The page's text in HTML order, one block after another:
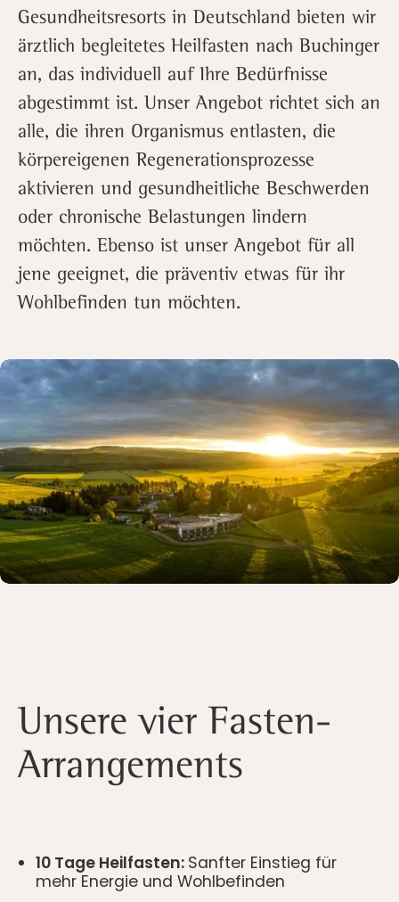
Gesundheitsresorts in Deutschland bieten wir
ärztlich begleitetes Heilfasten nach Buchinger
an, das individuell auf Ihre Bedürfnisse
abgestimmt ist. Unser Angebot richtet sich an
alle, die ihren Organismus entlasten, die
körpereigenen Regenerationsprozesse
aktivieren und gesundheitliche Beschwerden
oder chronische Belastungen lindern
möchten. Ebenso ist unser Angebot für all
jene geeignet, die präventiv etwas für ihr
Wohlbefinden tun möchten.
Slide 1 of 2.
Unsere vier Fasten-
Arrangements
10 Tage Heilfasten: Sanfter Einstieg für
mehr Energie und Wohlbefinden